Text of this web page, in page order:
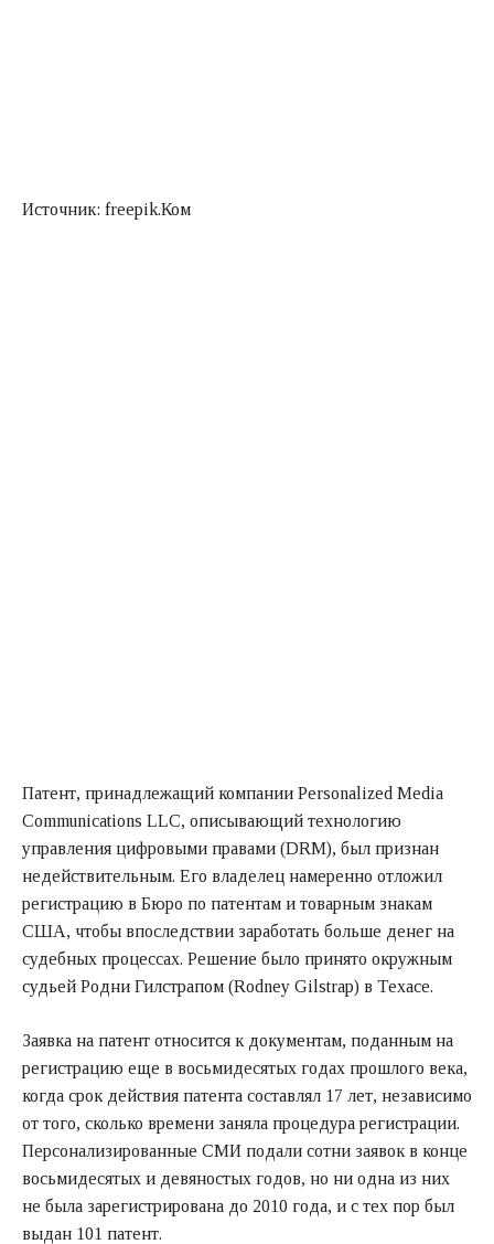
Источник: freepik.Ком
Патент, принадлежащий компании Personalized Media
Communications LLC, описывающий технологию
управления цифровыми правами (DRM), был признан
недействительным. Его владелец намеренно отложил
регистрацию в Бюро по патентам и товарным знакам
США, чтобы впоследствии заработать больше денег на
судебных процессах. Решение было принято окружным
судьей Родни Гилстрапом (Rodney Gilstrap) в Техасе.
Заявка на патент относится к документам, поданным на
регистрацию еще в восьмидесятых годах прошлого века,
когда срок действия патента составлял 17 лет, независимо
от того, сколько времени заняла процедура регистрации.
Персонализированные СМИ подали сотни заявок в конце
восьмидесятых и девяностых годов, но ни одна из них
не была зарегистрирована до 2010 года, и с тех пор был
выдан 101 патент.